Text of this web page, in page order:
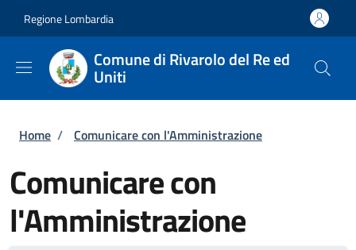
Regione Lombardia
Comune di Rivarolo del Re ed
Uniti
Briciole di pane
Home / Comunicare con l'Amministrazione
Comunicare con
l'Amministrazione